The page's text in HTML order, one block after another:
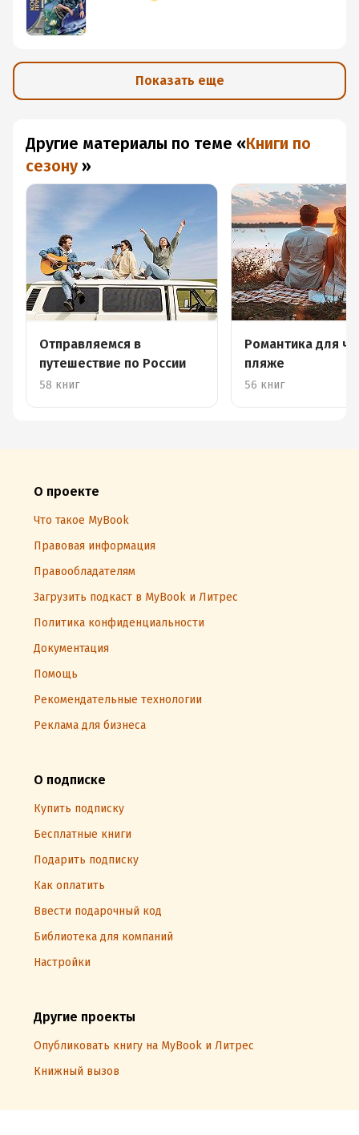
Показать еще
Другие материалы по теме «Книги по
сезону»
Отправляемся в
путешествие по России
58 книг
Романтика для
пляже
56 книг
О проекте
Что такое MyBook
Правовая информация
Правообладателям
Загрузить подкаст в MyBook и Литрес
Политика конфиденциальности
Документация
Помощь
Рекомендательные технологии
Реклама для бизнеса
О подписке
Купить подписку
Бесплатные книги
Подарить подписку
Как оплатить
Ввести подарочный код
Библиотека для компаний
Настройки
Другие проекты
Опубликовать книгу на MyBook и Литрес
Книжный вызов